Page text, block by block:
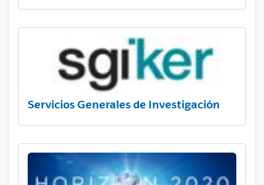
Servicios Generales de Investigación